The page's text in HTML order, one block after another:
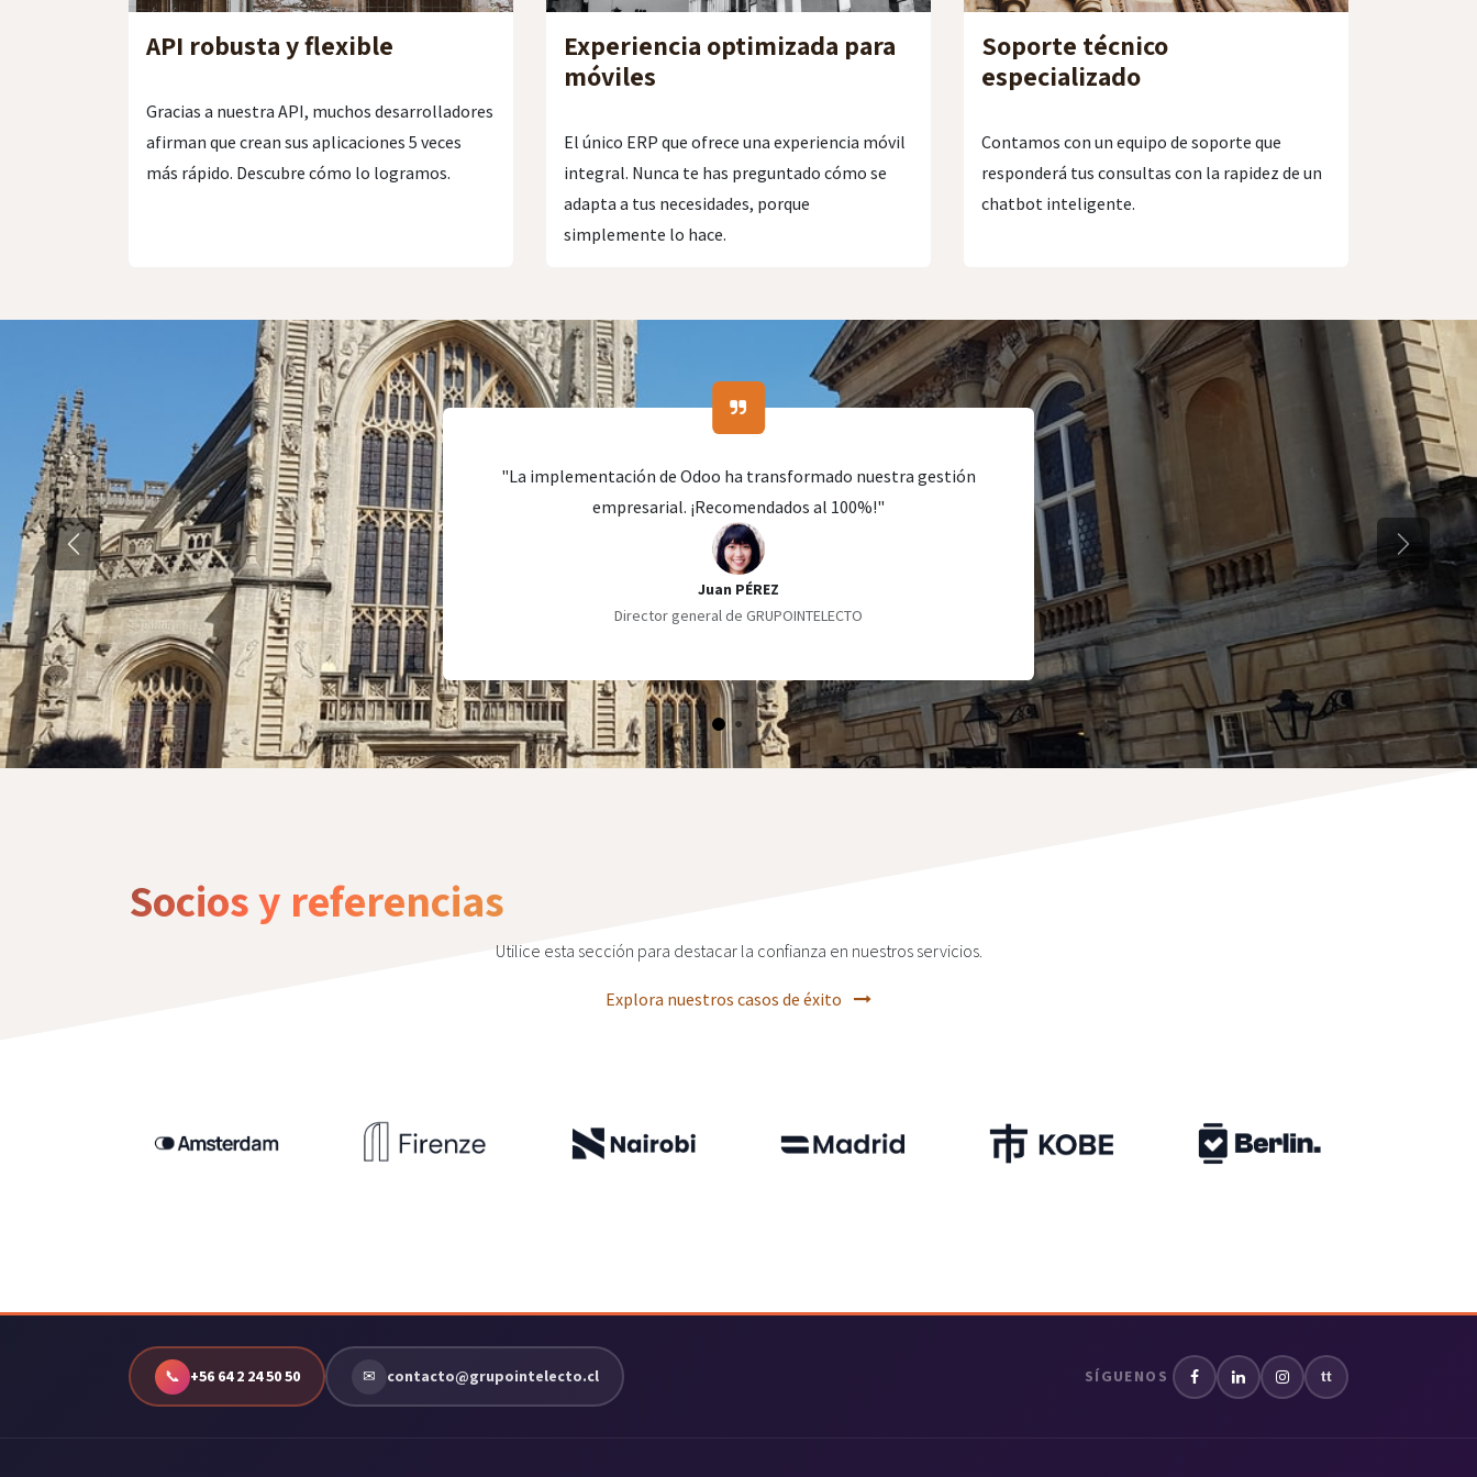
API robusta y flexible
Gracias a nuestra API, muchos desarrolladores
afirman que crean sus aplicaciones 5 veces
más rápido. Descubre cómo lo logramos.
Experiencia optimizada para
móviles
El único ERP que ofrece una experiencia móvil
integral. Nunca te has preguntado cómo se
adapta a tus necesidades, porque
simplemente lo hace.
Soporte técnico
especializado
Contamos con un equipo de soporte que
responderá tus consultas con la rapidez de un
chatbot inteligente.
"La implementación de Odoo ha transformado nuestra gestión
empresarial. ¡Recomendados al 100%!"
Juan PÉREZ
Director general de GRUPOINTELECTO
Anterior Siguiente
Socios y referencias
Utilice esta sección para destacar la confianza en nuestros servicios.
Explora nuestros casos de éxito
📞 +56 64 2 24 50 50 ✉ contacto@grupointelecto.cl SÍGUENOS tt